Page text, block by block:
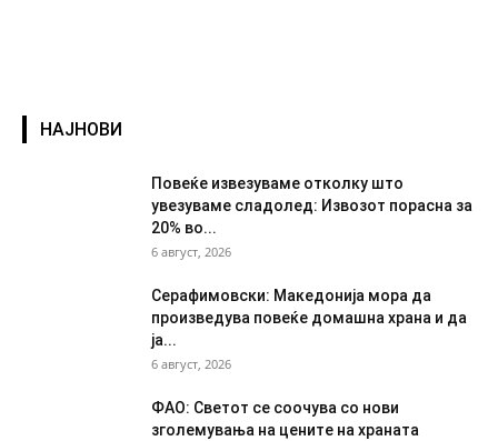
НАЈНОВИ
Повеќе извезуваме отколку што
увезуваме сладолед: Извозот порасна за
20% во...
6 август, 2026
Серафимовски: Македонија мора да
произведува повеќе домашна храна и да
ја...
6 август, 2026
ФАО: Светот се соочува со нови
зголемувања на цените на храната